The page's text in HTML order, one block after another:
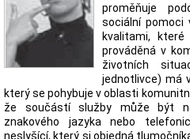
proměňuje
sociální pomoci
kvalitami,
prováděná v
životních
jednotlivce) má
který se pohybuje v oblasti
že součástí služby může být
znakového jazyka nebo
neslyšící, který si objedná